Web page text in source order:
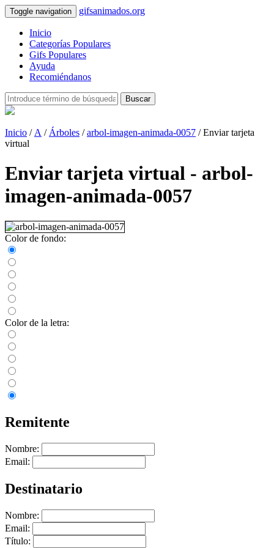
Toggle navigation gifsanimados.org
Inicio
Categorías Populares
Gifs Populares
Ayuda
Recomiéndanos
Buscar
Inicio / A / Árboles /arbol-imagen-animada-0057 / Enviar tarjeta
virtual
Enviar tarjeta virtual - arbol-
imagen-animada-0057
Color de fondo:
Color de la letra:
Remitente
Nombre:
Email:
Destinatario
Nombre:
Email:
Título: